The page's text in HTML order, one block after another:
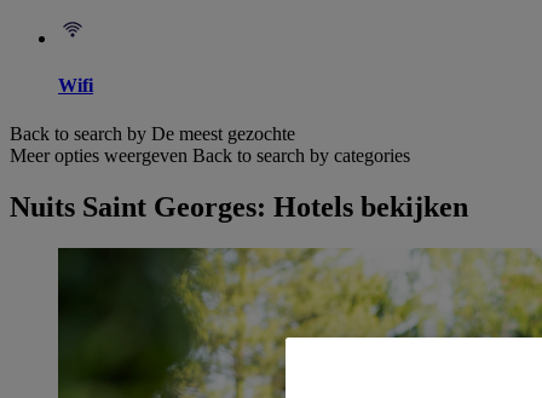
Wifi
Back to search by De meest gezochte
Meer opties weergeven Back to search by categories
Nuits Saint Georges: Hotels bekijken